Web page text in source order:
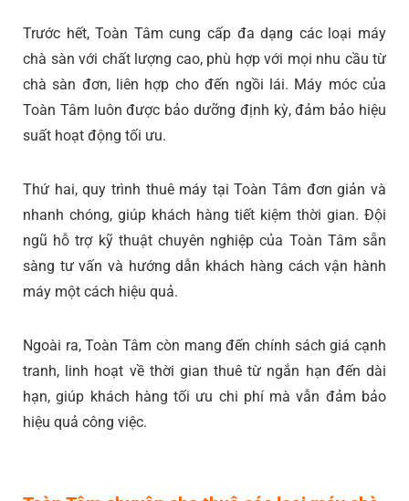
Trước hết, Toàn Tâm cung cấp đa dạng các loại máy
chà sàn với chất lượng cao, phù hợp với mọi nhu cầu từ
chà sàn đơn, liên hợp cho đến ngồi lái. Máy móc của
Toàn Tâm luôn được bảo dưỡng định kỳ, đảm bảo hiệu
suất hoạt động tối ưu.
Thứ hai, quy trình thuê máy tại Toàn Tâm đơn giản và
nhanh chóng, giúp khách hàng tiết kiệm thời gian. Đội
ngũ hỗ trợ kỹ thuật chuyên nghiệp của Toàn Tâm sẵn
sàng tư vấn và hướng dẫn khách hàng cách vận hành
máy một cách hiệu quả.
Ngoài ra, Toàn Tâm còn mang đến chính sách giá cạnh
tranh, linh hoạt về thời gian thuê từ ngắn hạn đến dài
hạn, giúp khách hàng tối ưu chi phí mà vẫn đảm bảo
hiệu quả công việc.